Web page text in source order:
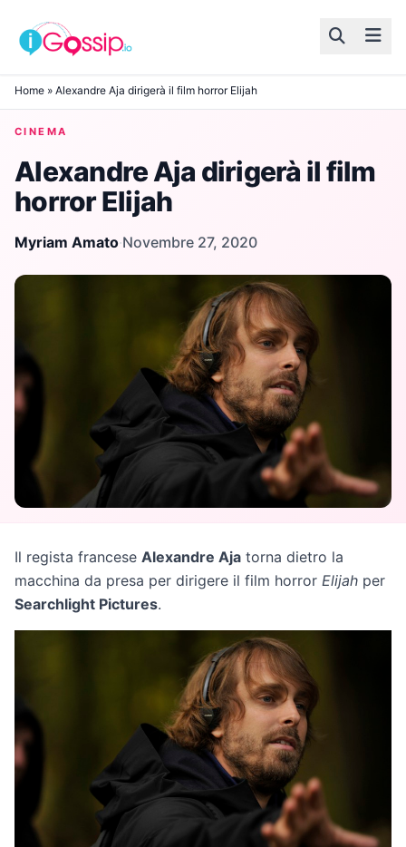
Skip to content
Home » Alexandre Aja dirigerà il film horror Elijah
CINEMA
Alexandre Aja dirigerà il film
horror Elijah
Myriam Amato·Novembre 27, 2020
Il regista francese Alexandre Aja torna dietro la
macchina da presa per dirigere il film horror Elijah per
Searchlight Pictures.